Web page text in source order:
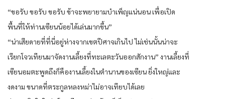
“ขอรับ ขอรับ ขอรับ ข้าจะพยายามบำเพ็ญแน่นอน เพื่อเปิด
พื้นที่ให้ท่านเซียนน้อยได้เล่นมากขึ้น”
“น่าเสียดายที่ที่นี่อยู่ห่างจากเขตปีศาจเกินไป ไม่เช่นนั้นน่าจะ
เรียกโจวเทียนมาจัดงานเลี้ยงที่ทะเลตะวันออกสักงาน” งานเลี้ยงที่
เซียนอมตะพูดถึงก็คืองานเลี้ยงในตำนานของเซียน ยิ่งใหญ่และ
งดงาม ขนาดที่ตระกูลหลงหม่าไม่อาจเทียบได้เลย